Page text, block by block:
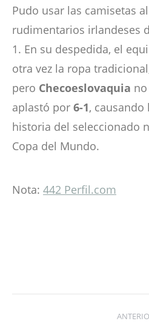
Pudo usar las camisetas
rudimentarios irlandeses
1. En su despedida, el
otra vez la ropa
pero Checoeslovaquia
aplastó por 6-1, causando
historia del seleccionado
Copa del Mundo.
Nota: 442 Perfil.com
Navegación